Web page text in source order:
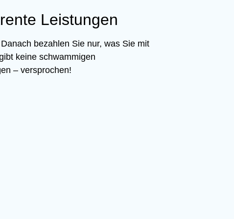
Leistungen
bezahlen Sie nur, was Sie mit
keine schwammigen
– versprochen!